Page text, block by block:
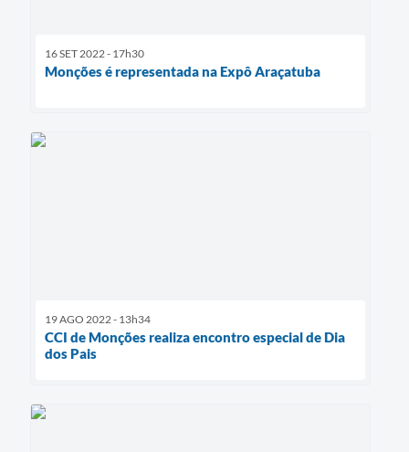
16 SET 2022 - 17h30
Monções é representada na Expô Araçatuba
19 AGO 2022 - 13h34
CCI de Monções realiza encontro especial de Dia
dos Pais